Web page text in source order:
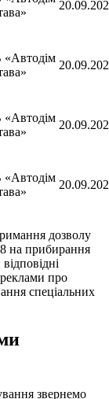
дозволу
на прибирання
про
спеціальних
звернемо